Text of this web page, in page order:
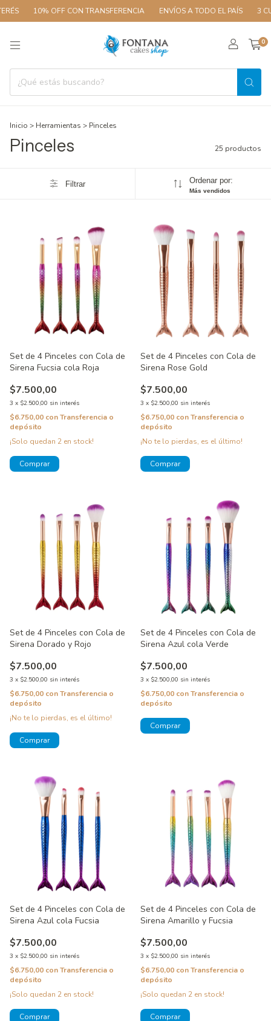
10% OFF CON TRANSFERENCIA ENVÍOS A TODO EL PAÍS 3 CUOTAS
0
Inicio > Herramientas > Pinceles
Pinceles 25 productos
Filtrar Ordenar por:
Más vendidos
Set de 4 Pinceles con Cola de
Sirena Fucsia cola Roja
$7.500,00
3 x $2.500,00 sin interés
$6.750,00 conTransferencia o
depósito
¡Solo quedan 2 en stock!
Set de 4 Pinceles con Cola de
Sirena Rose Gold
$7.500,00
3 x $2.500,00 sin interés
$6.750,00 conTransferencia o
depósito
¡No te lo pierdas, es el último!
Set de 4 Pinceles con Cola de
Sirena Dorado y Rojo
$7.500,00
3 x $2.500,00 sin interés
$6.750,00 conTransferencia o
depósito
¡No te lo pierdas, es el último!
Set de 4 Pinceles con Cola de
Sirena Azul cola Verde
$7.500,00
3 x $2.500,00 sin interés
$6.750,00 conTransferencia o
depósito
Set de 4 Pinceles con Cola de
Sirena Azul cola Fucsia
$7.500,00
3 x $2.500,00 sin interés
$6.750,00 conTransferencia o
depósito
¡Solo quedan 2 en stock!
Set de 4 Pinceles con Cola de
Sirena Amarillo y Fucsia
$7.500,00
3 x $2.500,00 sin interés
$6.750,00 conTransferencia o
depósito
¡Solo quedan 2 en stock!